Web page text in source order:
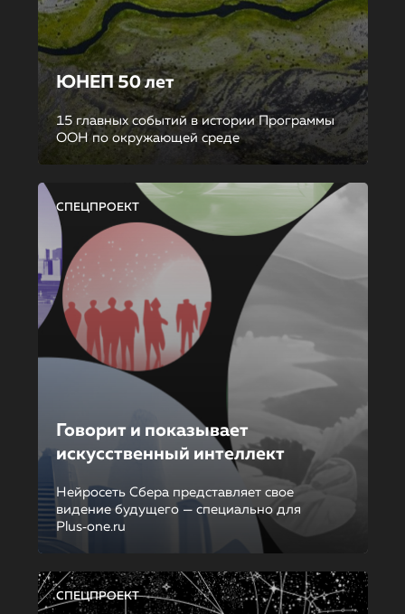
ЮНЕП 50 лет
15 главных событий в истории Программы
ООН по окружающей среде
СПЕЦПРОЕКТ
Говорит и показывает
искусственный интеллект
Нейросеть Сбера представляет свое
видение будущего — специально для
Plus‑one.ru
СПЕЦПРОЕКТ